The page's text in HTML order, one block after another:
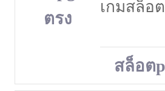
ตรง
เกมสล็อ
สล็อต